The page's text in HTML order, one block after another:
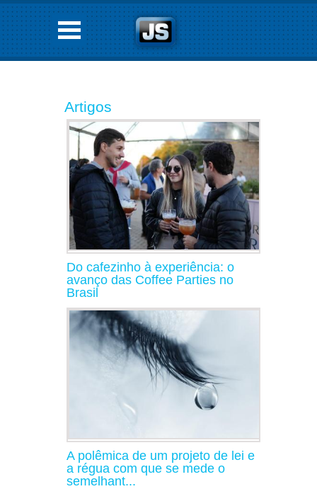
Artigos
Do cafezinho à experiência: o
avanço das Coffee Parties no
Brasil
A polêmica de um projeto de lei e
a régua com que se mede o
semelhant...